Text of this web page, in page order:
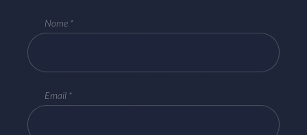
Nome
Email